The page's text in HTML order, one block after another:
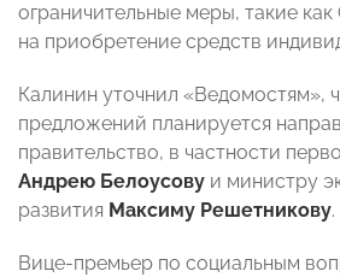
ограничительные меры, такие как
на приобретение средств
Калинин уточнил «Ведомостям»,
предложений планируется
правительство, в частности
Андрею Белоусову и министру
развития Максиму Решетникову.
Вице-премьер по социальным